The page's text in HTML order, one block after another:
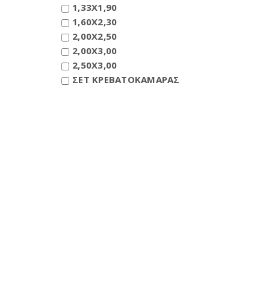
1,33X1,90
1,60X2,30
2,00X2,50
2,00X3,00
2,50X3,00
ΣΕΤ ΚΡΕΒΑΤΟΚΑΜΑΡΑΣ